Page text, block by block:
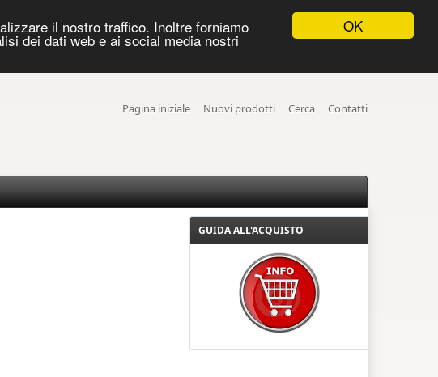
OK
il nostro traffico. Inoltre forniamo
dei dati web e ai social media nostri
Ciao!
Accesso
Prodotti
Pagina iniziale Nuovi prodotti Cerca Contatti
GUIDA ALL'ACQUISTO